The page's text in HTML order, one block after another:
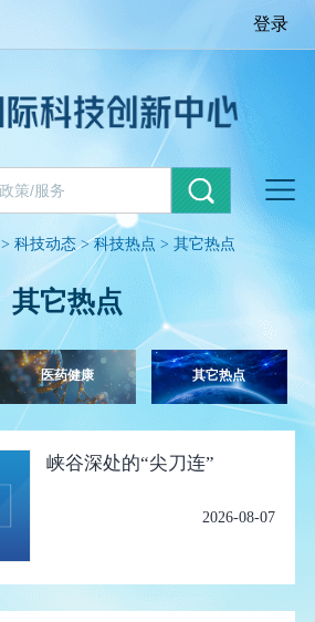
登录
>科技动态>科技热点 >其它热点
其它热点
医药健康 其它热点
2026-08-07
峡谷深处的“尖刀连”